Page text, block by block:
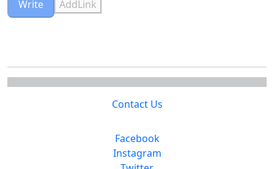
Write AddLink
Contact Us
Facebook
Instagram